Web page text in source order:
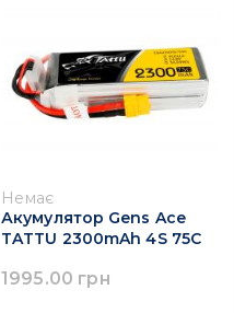
Немає
Акумулятор Gens Ace
TATTU 2300mAh 4S 75C
1995.00 грн